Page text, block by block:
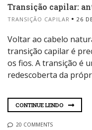
Transição capilar:
TRANSIÇÃO CAPILAR 26
Voltar ao cabelo
transição capilar é
os fios. A transição é
redescoberta da
CONTINUE LENDO
20 COMMENTS